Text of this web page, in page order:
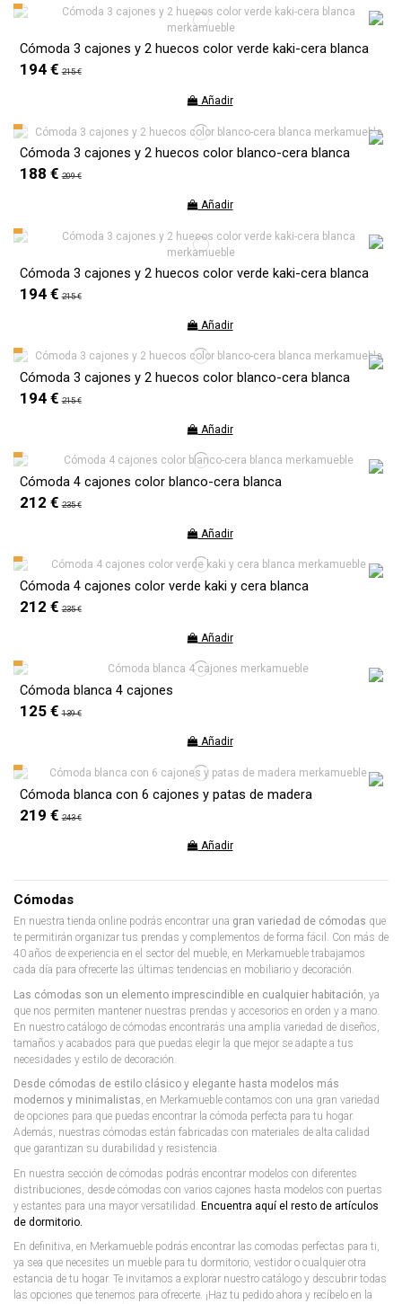
Cómoda 3 cajones y 2 huecos color verde kaki-cera blanca
194 € 215 €
Añadir
Cómoda 3 cajones y 2 huecos color blanco-cera blanca
188 € 209 €
Añadir
Cómoda 3 cajones y 2 huecos color verde kaki-cera blanca
194 € 215 €
Añadir
Cómoda 3 cajones y 2 huecos color blanco-cera blanca
194 € 215 €
Añadir
Cómoda 4 cajones color blanco-cera blanca
212 € 235 €
Añadir
Cómoda 4 cajones color verde kaki y cera blanca
212 € 235 €
Añadir
Cómoda blanca 4 cajones
125 € 139 €
Añadir
Cómoda blanca con 6 cajones y patas de madera
219 € 243 €
Añadir
Cómodas
En nuestra tienda online podrás encontrar una gran variedad de cómodas que
te permitirán organizar tus prendas y complementos de forma fácil. Con más de
40 años de experiencia en el sector del mueble, en Merkamueble trabajamos
cada día para ofrecerte las últimas tendencias en mobiliario y decoración.
Las cómodas son un elemento imprescindible en cualquier habitación , ya
que nos permiten mantener nuestras prendas y accesorios en orden y a mano.
En nuestro catálogo de cómodas encontrarás una amplia variedad de diseños,
tamaños y acabados para que puedas elegir la que mejor se adapte a tus
necesidades y estilo de decoración.
Desde cómodas de estilo clásico y elegante hasta modelos más
modernos y minimalistas, en Merkamueble contamos con una gran variedad
de opciones para que puedas encontrar la cómoda perfecta para tu hogar.
Además, nuestras cómodas están fabricadas con materiales de alta calidad
que garantizan su durabilidad y resistencia.
En nuestra sección de cómodas podrás encontrar modelos con diferentes
distribuciones, desde cómodas con varios cajones hasta modelos con puertas
y estantes para una mayor versatilidad. Encuentra aquí el resto de artículos
de dormitorio.
En definitiva, en Merkamueble podrás encontrar las comodas perfectas para ti,
ya sea que necesites un mueble para tu dormitorio, vestidor o cualquier otra
estancia de tu hogar. Te invitamos a explorar nuestro catálogo y descubrir todas
las opciones que tenemos para ofrecerte. ¡Haz tu pedido ahora y recíbelo en la